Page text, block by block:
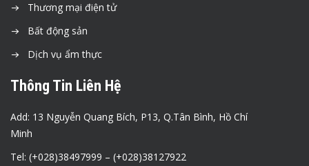
Thương mại điện tử
Bất động sản
Dịch vụ ẩm thực
Thông Tin Liên Hệ
Add: 13 Nguyễn Quang Bích, P13, Q.Tân Bình, Hồ Chí
Minh
Tel: (+028)38497999 – (+028)38127922